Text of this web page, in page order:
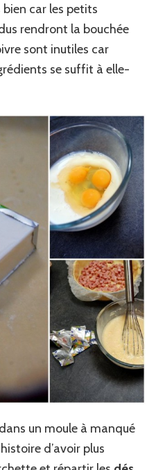
car les petits
rendront la bouchée
sont inutiles car
se suffit à elle-
un moule à manqué
d’avoir plus